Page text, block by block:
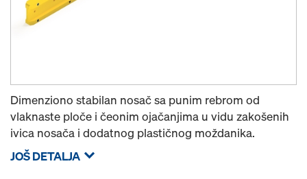
Dimenziono stabilan nosač sa punim rebrom od
vlaknaste ploče i čeonim ojačanjima u vidu zakošenih
ivica nosača i dodatnog plastičnog moždanika.
JOŠ DETALJA